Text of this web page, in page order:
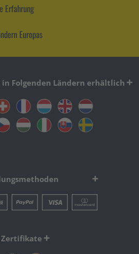
Erfahrung
Europas
Folgenden Ländern erhältlich
Zertifikate